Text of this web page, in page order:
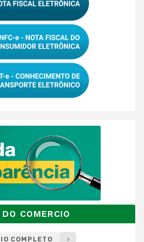
COMERCIO
COMPLETO